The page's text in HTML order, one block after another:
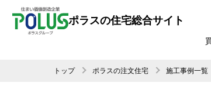
ポラスの住宅総合サイト
トップ ポラスの注文住宅 施工事例一覧